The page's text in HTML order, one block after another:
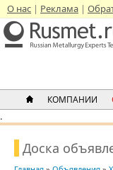
О нас Реклама
КОМПАНИИ
.
Доска